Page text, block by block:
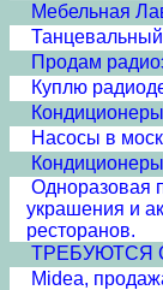
Мебельная
Продам
Куплю
Насосы в
Одноразовая
украшения и
ресторанов.
ТРЕБУЮТСЯ
Midea,